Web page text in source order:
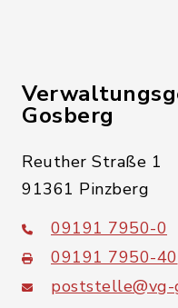
Gosberg
Reuther Straße 1
91361 Pinzberg
09191 7950-0
09191 7950-40
poststelle@vg-